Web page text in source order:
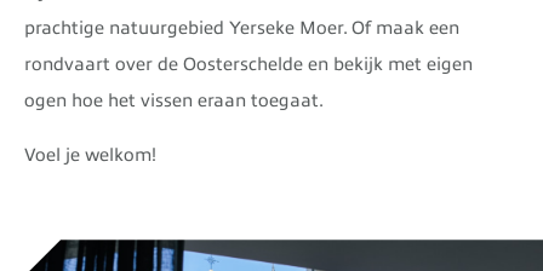
prachtige natuurgebied Yerseke Moer. Of maak een
rondvaart over de Oosterschelde en bekijk met eigen
ogen hoe het vissen eraan toegaat.
Voel je welkom!